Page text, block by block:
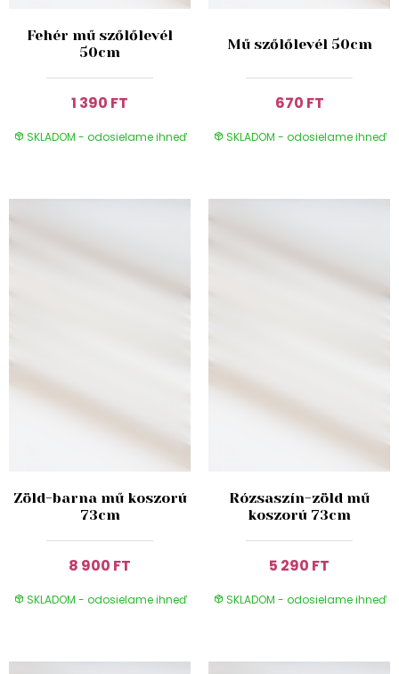
Fehér mű szőlőlevél
50cm
1 390 FT
SKLADOM - odosielame ihneď
Mű szőlőlevél 50cm
670 FT
SKLADOM - odosielame ihneď
Zöld-barna mű koszorú
73cm
8 900 FT
SKLADOM - odosielame ihneď
Rózsaszín-zöld mű
koszorú 73cm
5 290 FT
SKLADOM - odosielame ihneď